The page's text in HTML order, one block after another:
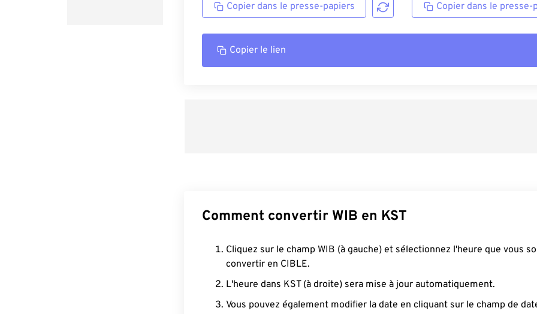
Copier dans le presse-papiers Copier dans le presse-
Copier le lien
Comment convertir WIB en KST
Cliquez sur le champ WIB (à gauche) et sélectionnez l'heure que vous
convertir en CIBLE.
L'heure dans KST (à droite) sera mise à jour automatiquement.
Vous pouvez également modifier la date en cliquant sur le champ de